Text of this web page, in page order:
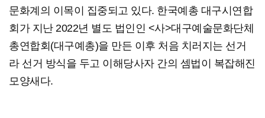
문화계의 이목이 집중되고 있다. 한국예총 대구시연합
회가 지난 2022년 별도 법인인 <사>대구예술문화단체
총연합회(대구예총)을 만든 이후 처음 치러지는 선거
라 선거 방식을 두고 이해당사자 간의 셈법이 복잡해진
모양새다.